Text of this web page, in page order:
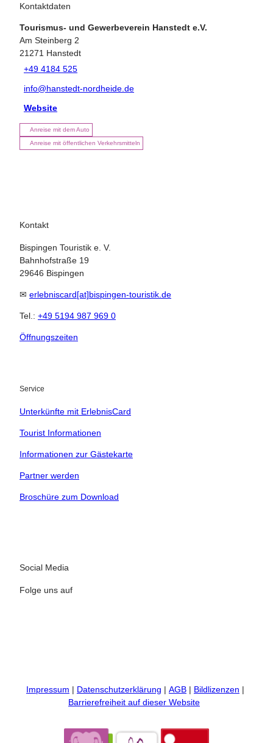
Kinder
buchen
vor Ort
Kontaktdaten
Tourismus- und Gewerbeverein Hanstedt e.V.
Am Steinberg 2
21271 Hanstedt
+49 4184 525
info@hanstedt-nordheide.de
Website
Anreise mit dem Auto
Anreise mit öffentlichen Verkehrsmitteln
Kontakt
Bispingen Touristik e. V.
Bahnhofstraße 19
29646 Bispingen
✉ erlebniscard[at]bispingen-touristik.de
Tel.: +49 5194 987 969 0
Öffnungszeiten
Service
Unterkünfte mit ErlebnisCard
Tourist Informationen
Informationen zur Gästekarte
Partner werden
Broschüre zum Download
Social Media
Folge uns auf
e
Impressum Datenschutzerklärung AGB
Bildlizenzen
Barrierefreiheit auf dieser Website